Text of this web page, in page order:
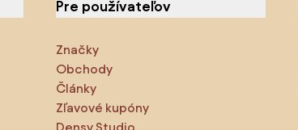
Pre používateľov
Značky
Obchody
Články
Zľavové kupóny